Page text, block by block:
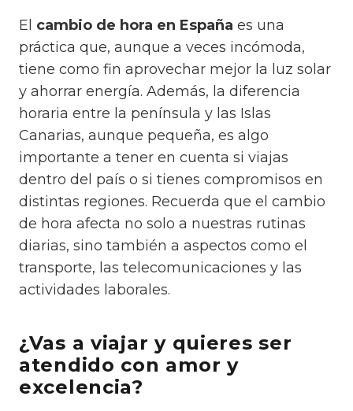
El cambio de hora en España es una
práctica que, aunque a veces incómoda,
tiene como fin aprovechar mejor la luz solar
y ahorrar energía. Además, la diferencia
horaria entre la península y las Islas
Canarias, aunque pequeña, es algo
importante a tener en cuenta si viajas
dentro del país o si tienes compromisos en
distintas regiones. Recuerda que el cambio
de hora afecta no solo a nuestras rutinas
diarias, sino también a aspectos como el
transporte, las telecomunicaciones y las
actividades laborales.
¿Vas a viajar y quieres ser
atendido con amor y
excelencia?